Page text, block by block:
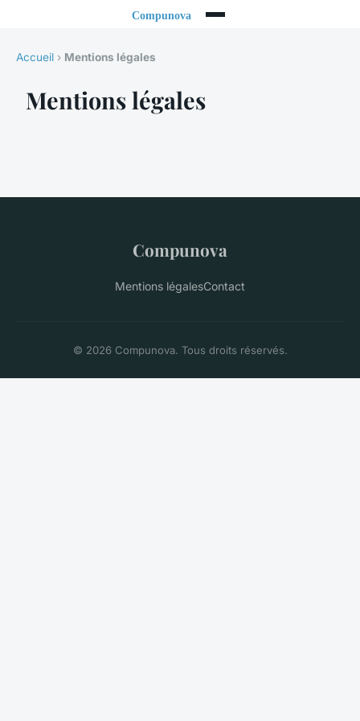
Accueil › Mentions légales
Mentions légales
Compunova
Mentions légalesContact
© 2026 Compunova. Tous droits réservés.